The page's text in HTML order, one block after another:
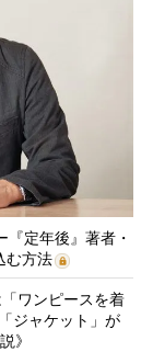
『定年後』著者・
む方法
ワンピースを着
ジャケット」が
》